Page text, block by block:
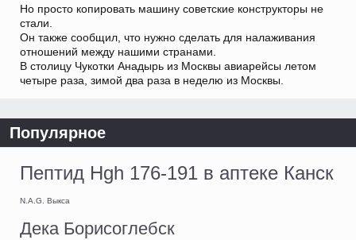
Но просто копировать машину советские конструкторы не
стали.
Он также сообщил, что нужно сделать для налаживания
отношений между нашими странами.
В столицу Чукотки Анадырь из Москвы авиарейсы летом
четыре раза, зимой два раза в неделю из Москвы.
Популярное
Пептид Hgh 176-191 в аптеке Канск
N.A.G. Выкса
Дека Борисоглебск